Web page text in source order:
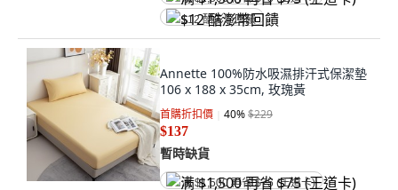
$12 酷澎幣回饋
Annette 100%防水吸濕排汗式保潔墊
106 x 188 x 35cm, 玫瑰黃
首購折扣價 40%$229
$137
暫時缺貨
满 $1,500 再省 $75 (王道卡)